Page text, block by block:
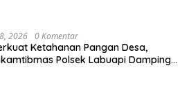
2026 0 Komentar
Ketahanan Pangan Desa,
Polsek Labuapi Dampingi